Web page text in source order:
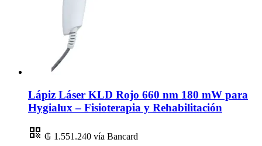
Lápiz Láser KLD Rojo 660 nm 180 mW para
Hygialux – Fisioterapia y Rehabilitación
₲ 1.551.240 vía Bancard